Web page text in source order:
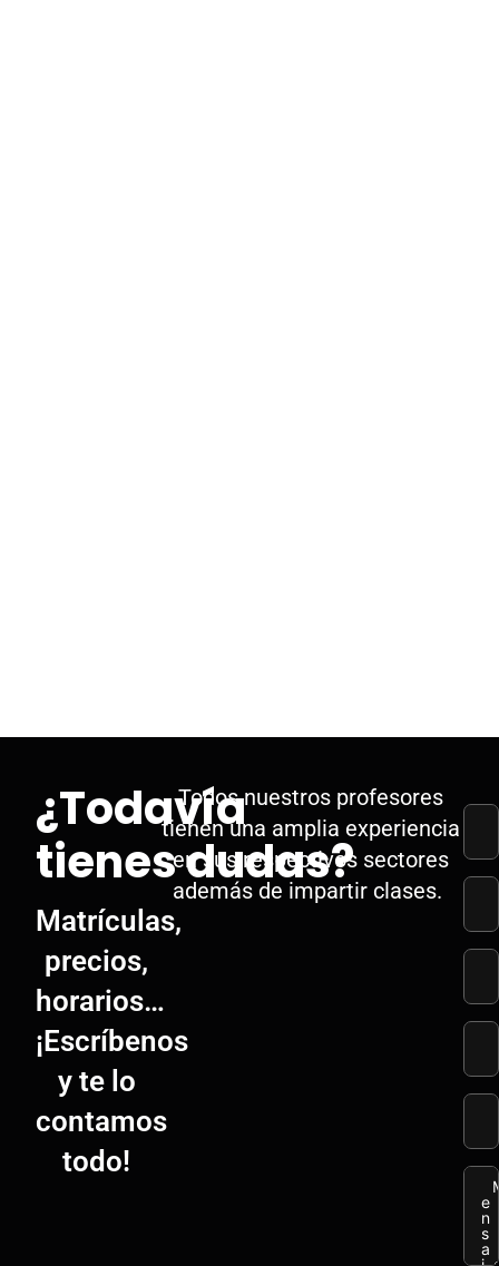
¿Todavía
tienes dudas?
Matrículas,
precios,
horarios…
¡Escríbenos
y te lo
contamos
todo!
Todos nuestros profesores
tienen una amplia experiencia
en sus respectivos sectores
además de impartir clases.